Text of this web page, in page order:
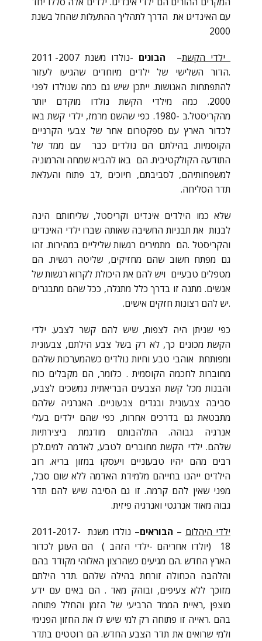
עם האינדיגו את הדרך לתהליך ההתעלות שהחל בשנת
2000
ילדי הקשת– הבונים
-נולדו משנת 2007- 2011
.הדור השלישי של ילדים מיוחדים שהגיעו לעזור
להתפתחות האנושות. ייתכן שיש גם כמה שנולדו לפני
2000. כמה מילדי הקשת נולדו מוקדם יותר
מהקריסטל.ב -1980. כפי שהשם מרמז, ילדי קשת באו
לכדור הארץ עם ספקטרום אחר של צבעי הקרניים
הקוסמיות. בהילתם הם נולדים כבר עם ממד של
התודעה הקולקטיבית. הם באו להביא שמחה והרמוניה
למשפחותיהם, לסביבתם, חיוכים ,לב פתוח והעלאת
תדר הסליחה.
שלא כמו הילדים אינדיגו וקריסטל, שליחותם הינה
לבנות את תבניות החשיבה שאותה שברו ילדי האינדיגו
והקריסטל .הם מתמירים רגשות שליליים במהירות. זהו
גם מפתח חשוב שהם מחזיקים, שליטה רגשית. הם
מטפלים טבעיים ויש להם את היכולת לקרוא רגשות של
אנשים. מתנה זו בדרך כלל מתגלה, ככל שהם מתבגרים
.יש להם רצונות חזקים אישים.
כפי שניתן היה לצפות, שיש להם קשר לצבע. ילדי
הקשת מכונים כך, לא רק בשל צבע הילתם, צבעונית
ומפותחת אוהבי טבע וחיות נולדים כשהמערכות שלהם
מחוברות לחכמה הקוסמית . כלומר, הם מקבלים כוח
והבנות מכל קשת הצבעים הבריאתית נמשכים לצבע,
סביבה צבעונית ובגדים צבעוניים. האנרגיה שלהם
מתבטאת גם בדרכים אחרות, כפי שהם ילדים בעלי
אנרגיה גבוהה. התלהבותם מודגמת ביצירתיות
שלהם. ילדי הקשת מחוברים לטבע, לאדמה למים.לכן
רבים מהם יהיו טבעוניים ויעסקו במזון בריא. רוב
הילדים ייהנו בחייהם מלמידת האדמה ללא שום סבל,
מפני שאין להם קרמה. זו גם הסיבה שיש להם תדר
גבוה מאוד אנרגטי ואנרגיה פיזית.
ילדי היהלום – הבוראים
– נולדו משנת 2011-2017-
18 (יולדו אחריהם -ילדי הזהב ) הם העוגן לכדור
הארץ החדש .הם מגיעים כשהרצון האלוהי מקודד בהם
והלהבה הכחולה זורחת בהילה שלהם .תדר הילתם
מזוכך ללא צעיפים, ובוהק מאד . הם באים עם ידע
מוצפן ,ראיית הממד הרביעי של הזמן והחלל פתוחה
בהם .ראייה זו פתוחה רק למי שיש לו את החזון הפנימי
ולמי שרואים את תדר הצבע החדש. הם רוטטים בתדר